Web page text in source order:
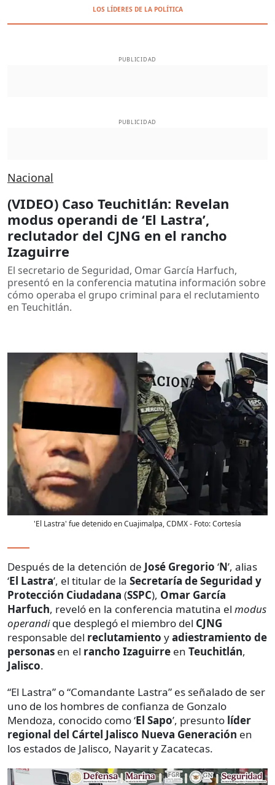
LOS LÍDERES DE LA POLÍTICA
PUBLICIDAD
PUBLICIDAD
Nacional
(VIDEO) Caso Teuchitlán: Revelan
modus operandi de ‘El Lastra’,
reclutador del CJNG en el rancho
Izaguirre
El secretario de Seguridad, Omar García Harfuch,
presentó en la conferencia matutina información sobre
cómo operaba el grupo criminal para el reclutamiento
en Teuchitlán.
'El Lastra' fue detenido en Cuajimalpa, CDMX- Foto:Cortesía
Después de la detención de José Gregorio ‘N’, alias
‘El Lastra’, el titular de la Secretaría de Seguridad y
Protección Ciudadana (SSPC), Omar García
Harfuch, reveló en la conferencia matutina el modus
operandique desplegó el miembro del CJNG
responsable del reclutamiento yadiestramiento de
personas en el rancho Izaguirre en Teuchitlán,
Jalisco.
“El Lastra” o “Comandante Lastra” es señalado de ser
uno de los hombres de confianza de Gonzalo
Mendoza, conocido como ‘El Sapo’, presunto líder
regional del Cártel Jalisco Nueva Generación en
los estados de Jalisco, Nayarit y Zacatecas.